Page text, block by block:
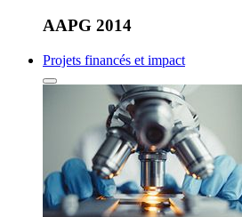
AAPG 2014
Projets financés et impact